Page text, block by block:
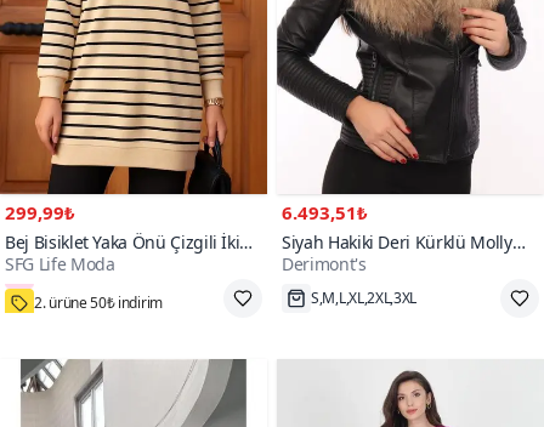
299,99₺
Bej Bisiklet Yaka Önü Çizgili İki
İplik Büyük Beden Tunik
SFG Life Moda
800+
2. ürüne 50₺ indirim
6.493,51₺
Siyah Hakiki Deri Kürklü Molly
Ceket
Derimont's
S,M,L,XL,2XL,3XL